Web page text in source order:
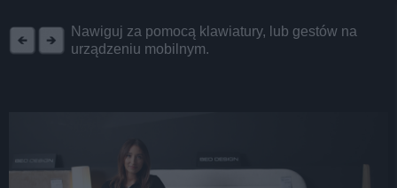
Nawiguj za pomocą klawiatury, lub gestów na
urządzeniu mobilnym.